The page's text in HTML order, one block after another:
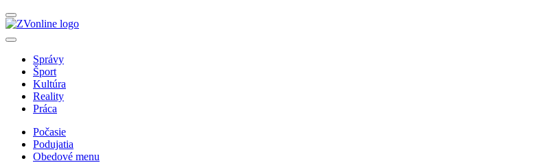
Správy
Šport
Kultúra
Reality
Práca
Počasie
Podujatia
Obedové menu